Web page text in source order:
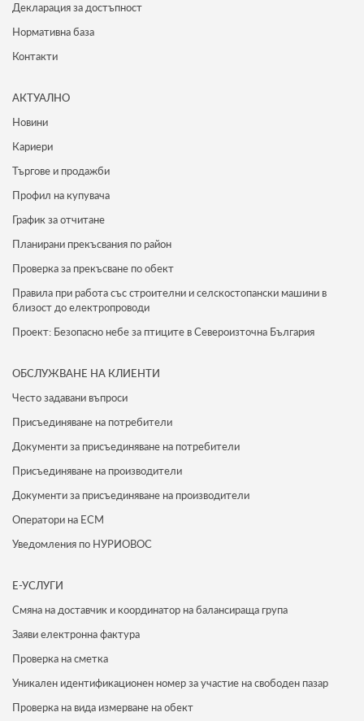
Декларация за достъпност
Нормативна база
Контакти
АКТУАЛНО
Новини
Кариери
Търгове и продажби
Профил на купувача
График за отчитане
Планирани прекъсвания по район
Проверка за прекъсване по обект
Правила при работа със строителни и селскостопански машини в
близост до електропроводи
Проект: Безопасно небе за птиците в Североизточна България
ОБСЛУЖВАНЕ НА КЛИЕНТИ
Често задавани въпроси
Присъединяване на потребители
Документи за присъединяване на потребители
Присъединяване на производители
Документи за присъединяване на производители
Оператори на ЕСМ
Уведомления по НУРИОВОС
Е-УСЛУГИ
Смяна на доставчик и координатор на балансираща група
Заяви електронна фактура
Проверка на сметка
Уникален идентификационен номер за участие на свободен пазар
Проверка на вида измерване на обект